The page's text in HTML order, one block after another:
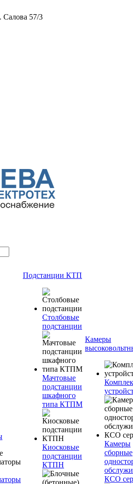
Салова 57/3
Подстанции КТП
Столбовые
подстанции
Мачтовые
подстанции
шкафного
типа КТПМ
Киосковые
подстанции
КТПН
Камеры
Камеры
сборные
КСО